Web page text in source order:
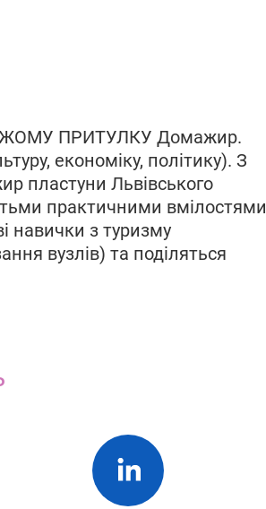
ПРИТУЛКУ Домажир.
економіку, політику). З
Львівського
практичними вмілостями
навички з туризму
вузлів) та поділяться